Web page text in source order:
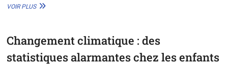
VOIR PLUSSANTÉ
LA
S’UNISSENT
Changement climatique : des
statistiques alarmantes chez les enfants